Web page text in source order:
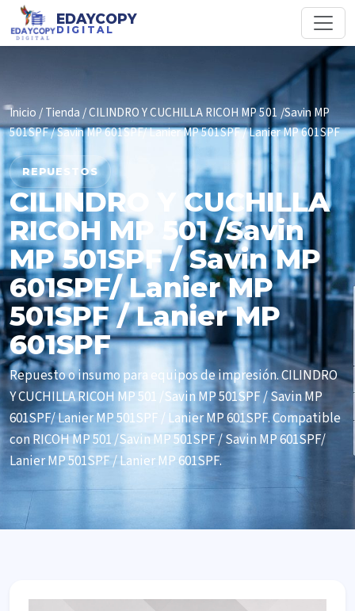
EDAYCOPY
DIGITAL
Inicio/Tienda/ CILINDRO Y CUCHILLA RICOH MP 501 /Savin MP
501SPF / Savin MP 601SPF/ Lanier MP 501SPF / Lanier MP 601SPF
REPUESTOS
CILINDRO Y CUCHILLA
RICOH MP 501 /Savin
MP 501SPF / Savin MP
601SPF/ Lanier MP
501SPF / Lanier MP
601SPF
Repuesto o insumo para equipos de impresión. CILINDRO
Y CUCHILLA RICOH MP 501 /Savin MP 501SPF / Savin MP
601SPF/ Lanier MP 501SPF / Lanier MP 601SPF. Compatible
con RICOH MP 501 /Savin MP 501SPF / Savin MP 601SPF/
Lanier MP 501SPF / Lanier MP 601SPF.